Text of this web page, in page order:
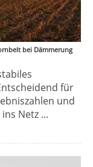
bei Dämmerung
für
und
Netz ...